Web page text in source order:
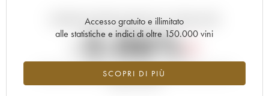
Accesso gratuito e illimitato
alle statistiche e indici di oltre 150.000 vini
SCOPRI DI PIÙ
Andamento della quotazione in tempo reale
-2.06%
Tendenza al ribasso per il valore dell'annata 1988 nel 2026